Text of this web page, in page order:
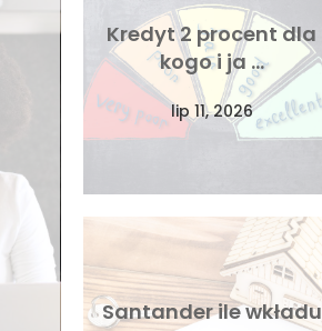
Kredyt 2 procent dla
kogo i ja …
lip 11, 2026
Santander ile wkładu